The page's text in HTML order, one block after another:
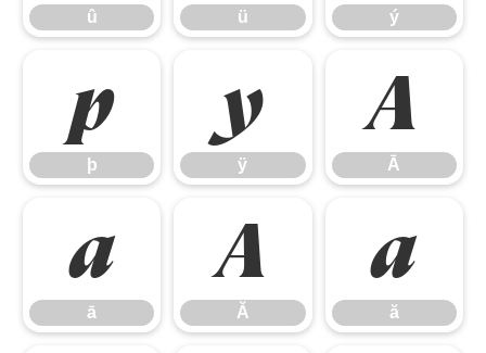
û ü ý
þ
þ
ÿ
ÿ
Ā
Ā
ā
ā
Ă
Ă
ă
ă